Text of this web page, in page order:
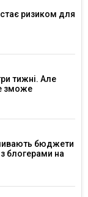
стає ризиком для
тижні. Але
зможе
бюджети
блогерами на